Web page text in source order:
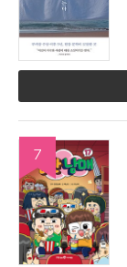
7